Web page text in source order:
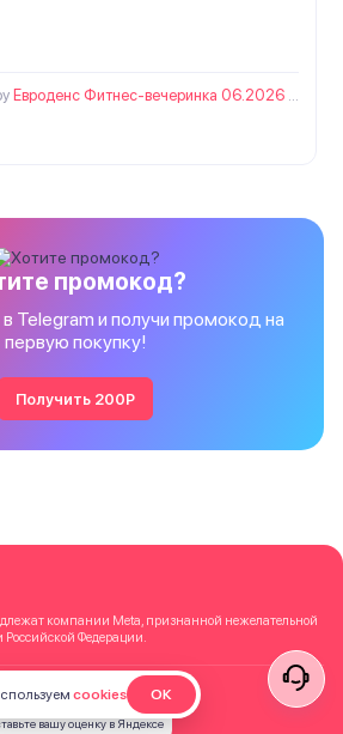
Евроденс Фитнес-вечеринка 06.2026 EN
промокод?
Telegram и получи промокод на
первую покупку!
Получить 200Р
компании Meta, признанной нежелательной
Российской Федерации.
вашу оценку в Яндексе
cookies ОК